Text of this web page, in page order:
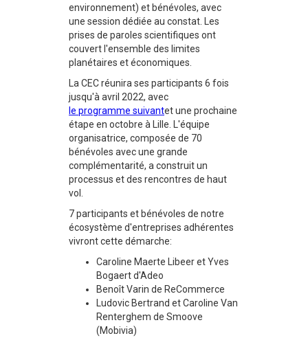
environnement) et bénévoles, avec
une session dédiée au constat. Les
prises de paroles scientifiques ont
couvert l'ensemble des limites
planétaires et économiques.
La CEC réunira ses participants 6 fois
jusqu'à avril 2022, avec
le programme suivantet une prochaine
étape en octobre à Lille. L'équipe
organisatrice, composée de 70
bénévoles avec une grande
complémentarité, a construit un
processus et des rencontres de haut
vol.
7 participants et bénévoles de notre
écosystème d'entreprises adhérentes
vivront cette démarche:
Caroline Maerte Libeer et Yves
Bogaert d'Adeo
Benoît Varin de ReCommerce
Ludovic Bertrand et Caroline Van
Renterghem de Smoove
(Mobivia)